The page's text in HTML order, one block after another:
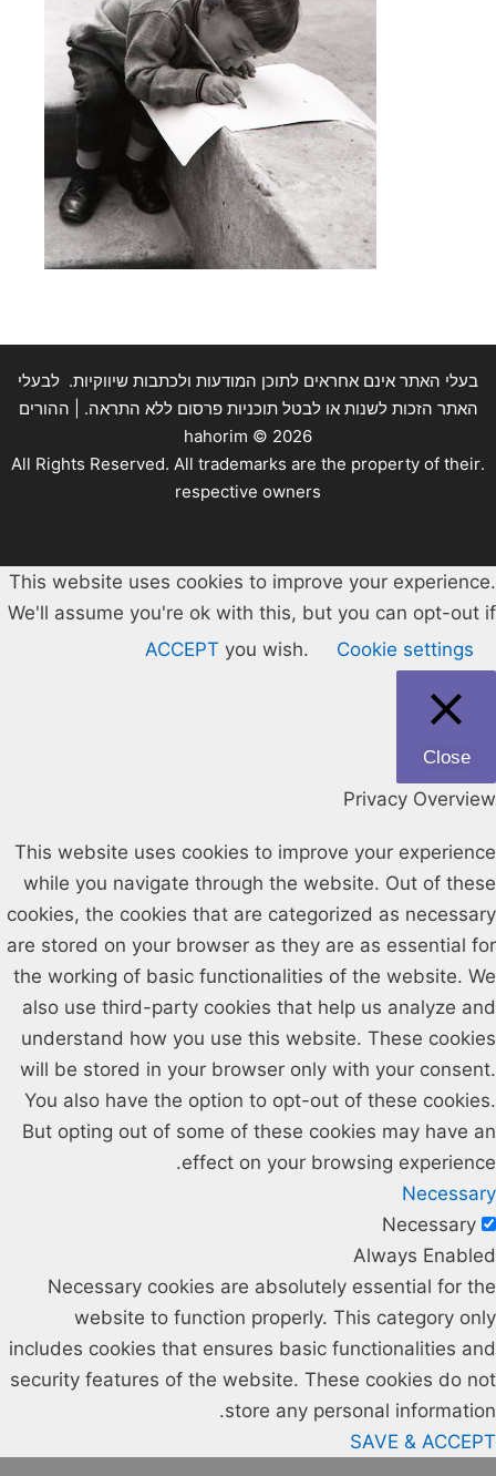
בעלי האתר אינם אחראים לתוכן המודעות ולכתבות שיווקיות. לבעלי
האתר הזכות לשנות או לבטל תוכניות פרסום ללא התראה. | ההורים
hahorim © 2026
.All Rights Reserved. All trademarks are the property of their
respective owners
This website uses cookies to improve your experience.
We'll assume you're ok with this, but you can opt-out if
you wish.
Cookie settings
ACCEPT
Close
Privacy Overview
This website uses cookies to improve your experience
while you navigate through the website. Out of these
cookies, the cookies that are categorized as necessary
are stored on your browser as they are as essential for
the working of basic functionalities of the website. We
also use third-party cookies that help us analyze and
understand how you use this website. These cookies
will be stored in your browser only with your consent.
You also have the option to opt-out of these cookies.
But opting out of some of these cookies may have an
effect on your browsing experience.
Necessary
Necessary
Always Enabled
Necessary cookies are absolutely essential for the
website to function properly. This category only
includes cookies that ensures basic functionalities and
security features of the website. These cookies do not
store any personal information.
SAVE & ACCEPT